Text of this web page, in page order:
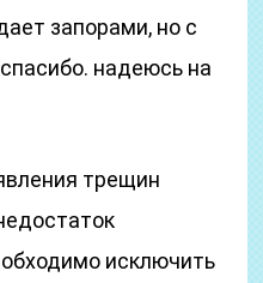
запорами, но с
надеюсь на
трещин
исключить